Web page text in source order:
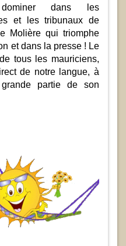
dans les
et les tribunaux de
Molière qui triomphe
et dans la presse ! Le
tous les mauriciens,
de notre langue, à
partie de son